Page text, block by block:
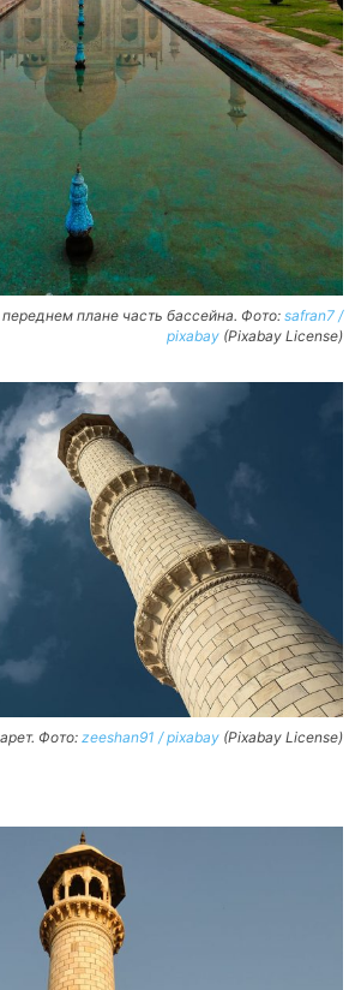
плане часть бассейна. Фото: safran7 /
pixabay (Pixabay License)
Фото: zeeshan91 / pixabay (Pixabay License)